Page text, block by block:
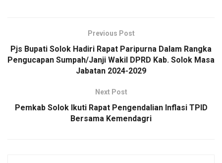
Previous Post
Pjs Bupati Solok Hadiri Rapat Paripurna Dalam Rangka
Pengucapan Sumpah/Janji Wakil DPRD Kab. Solok Masa
Jabatan 2024-2029
Next Post
Pemkab Solok Ikuti Rapat Pengendalian Inflasi TPID
Bersama Kemendagri